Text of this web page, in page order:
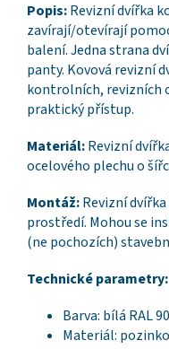
Popis:Revizní dvířka
zavírají/otevírají
balení. Jedna strana
panty. Kovová revizní
kontrolních, revizních
praktický přístup.
Materiál:Revizní
ocelového plechu o
Montáž:Revizní
prostředí. Mohou se
(ne pochozích)
Technické parametry:
Barva: bílá RAL
Materiál: